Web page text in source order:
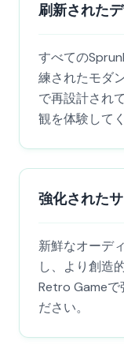
刷新された
すべての
練されたモダ
で再設計され
観を体験して
強化された
新鮮なオーデ
し、より創造
Retro Gameで
ださい。